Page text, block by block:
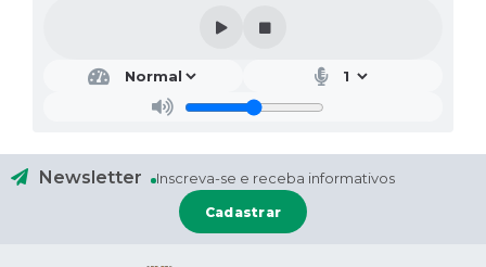
Newsletter Inscreva-se e receba informativos
Cadastrar